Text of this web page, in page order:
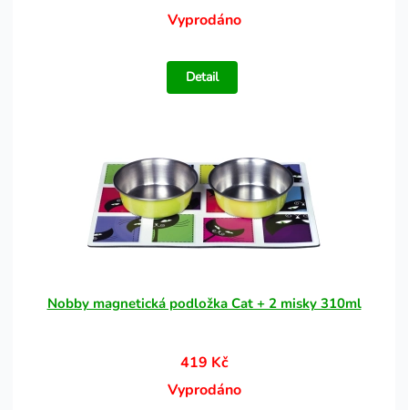
Vyprodáno
Detail
Nobby magnetická podložka Cat + 2 misky 310ml
419 Kč
Vyprodáno